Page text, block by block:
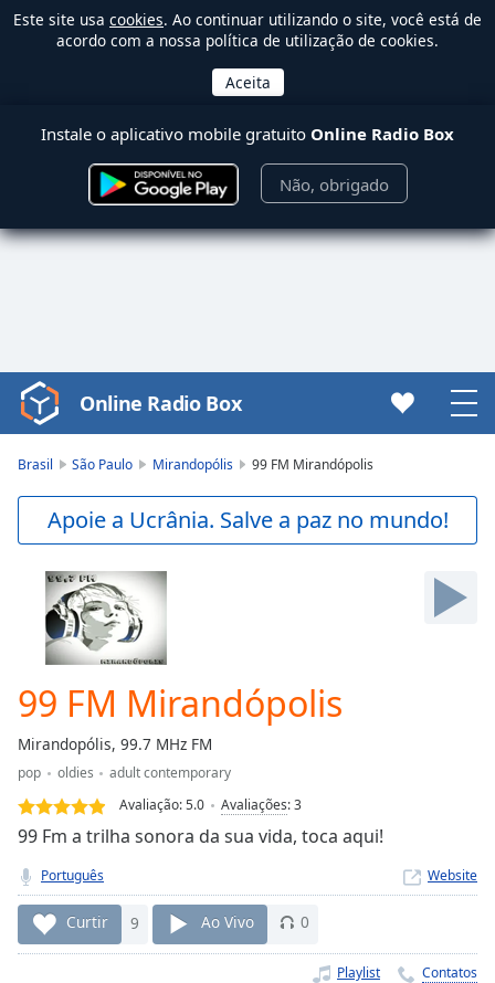
Este site usa cookies. Ao continuar utilizando o site, você está de
acordo com a nossa política de utilização de cookies.
Instale o aplicativo mobile gratuito Online Radio Box
Não, obrigado
Video
Player
Skip
Backward
Skip
Forward
Current
Time0:00
Duration-:-
Loaded:
0.00%
Stream
Seek to
live,
currently
behind
liveLIVE
Online Radio Box
Brasil São Paulo Mirandopólis 99 FM Mirandópolis
Apoie a Ucrânia. Salve a paz no mundo!
99 FM Mirandópolis
Mirandopólis, 99.7 MHz FM
pop oldies
adult contemporary
Avaliação:5.0 Avaliações:3
99 Fm a trilha sonora da sua vida, toca aqui!
Português Website
Curtir 9 Ao Vivo 0
Playlist Contatos